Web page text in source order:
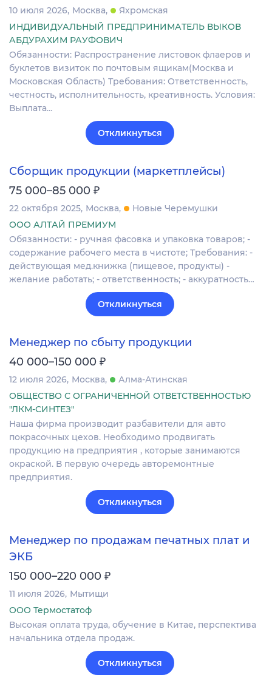
10 июля 2026 Москва
Яхромская
ИНДИВИДУАЛЬНЫЙ ПРЕДПРИНИМАТЕЛЬ ВЫКОВ
АБДУРАХИМ РАУФОВИЧ
Обязанности: Распространение листовок флаеров и
буклетов визиток по почтовым ящикам(Москва и
Московская Область) Требования: Ответственность,
честность, исполнительность, креативность. Условия:
Выплата…
Откликнуться
Сборщик продукции (маркетплейсы)
75 000–85 000 ₽
22 октября 2025 Москва
Новые Черемушки
ООО АЛТАЙ ПРЕМИУМ
Обязанности: - ручная фасовка и упаковка товаров; -
содержание рабочего места в чистоте; Требования: -
действующая мед.книжка (пищевое, продукты) -
желание работать; - ответственность; - аккуратность…
Откликнуться
Менеджер по сбыту продукции
40 000–150 000 ₽
12 июля 2026 Москва
Алма-Атинская
ОБЩЕСТВО С ОГРАНИЧЕННОЙ ОТВЕТСТВЕННОСТЬЮ
"ЛКМ-СИНТЕЗ"
Наша фирма производит разбавители для авто
покрасочных цехов. Необходимо продвигать
продукцию на предприятия , которые занимаются
окраской. В первую очередь авторемонтные
предприятия.
Откликнуться
Менеджер по продажам печатных плат и
ЭКБ
150 000–220 000 ₽
11 июля 2026 Мытищи
ООО Термостатоф
Высокая оплата труда, обучение в Китае, перспектива
начальника отдела продаж.
Откликнуться